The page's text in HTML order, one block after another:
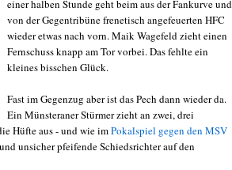
einer halben Stunde geht beim aus der Fankurve und
von der Gegentribüne frenetisch angefeuerten HFC
wieder etwas nach vorn. Maik Wagefeld zieht einen
Fernschuss knapp am Tor vorbei. Das fehlte ein
kleines bisschen Glück.
Fast im Gegenzug aber ist das Pech dann wieder da.
Ein Münsteraner Stürmer zieht an zwei, drei
Hüfte aus - und wie imPokalspiel gegen den MSV
unsicher pfeifende Schiedsrichter auf den